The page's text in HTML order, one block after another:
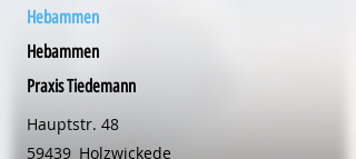
Hebammen
Hebammen
Praxis Tiedemann
Hauptstr. 48
59439 Holzwickede